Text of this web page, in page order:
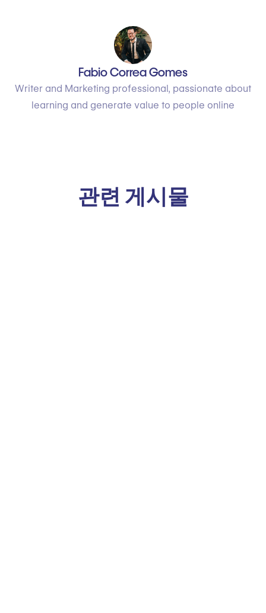
Fabio Correa Gomes
Writer and Marketing professional, passionate about
learning and generate value to people online
관련 게시물